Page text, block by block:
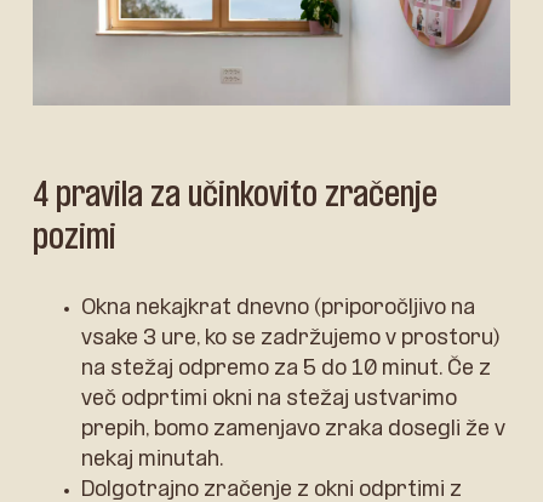
4 pravila za učinkovito zračenje
pozimi
Okna nekajkrat dnevno (priporočljivo na
vsake 3 ure, ko se zadržujemo v prostoru)
na stežaj odpremo za 5 do 10 minut. Če z
več odprtimi okni na stežaj ustvarimo
prepih, bomo zamenjavo zraka dosegli že v
nekaj minutah.
Dolgotrajno zračenje z okni odprtimi z